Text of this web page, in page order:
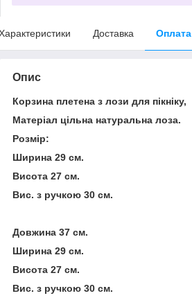
Доставка Оплата
Опис
Корзина плетена з лози для пікніку,
Матеріал цільна натуральна лоза.
Розмір:
Ширина 29 см.
Висота 27 см.
Вис. з ручкою 30 см.
Довжина 37 см.
Ширина 29 см.
Висота 27 см.
Вис. з ручкою 30 см.